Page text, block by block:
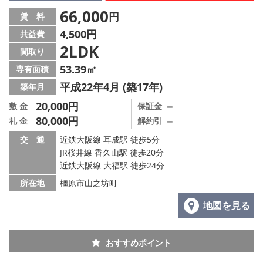
リフォーム のことなら！
オーナー様へ
住宅型有料老人 Ｆｌｅｕｒａｇｅ
店舗情報·アクセス
会社概要
メールでお問い合わせ
賃 料 66,000円
共益費 4,500円
間取り 2LDK
専有面積 53.39㎡
築年月 平成22年4月 (築17年)
敷 金 20,000円
礼 金 80,000円
保証金 －
解約引 －
交 通
近鉄大阪線 耳成駅 徒歩5分
JR桜井線 香久山駅 徒歩20分
近鉄大阪線 大福駅 徒歩24分
所在地
橿原市山之坊町
地図を見る
おすすめポイント